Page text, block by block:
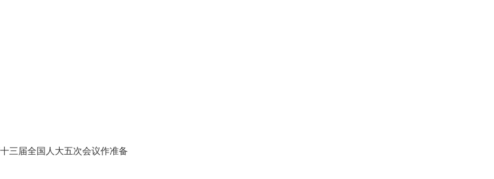
三届全国人大五次会议作准备